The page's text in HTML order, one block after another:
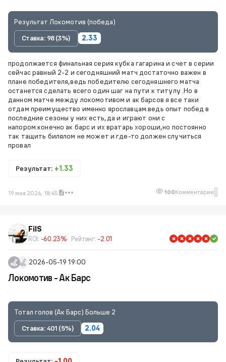
Результат Локомотив (победа)
Ставка: 98 (3%)
2.33
продолжается финальная серия кубка гагарина и счет в серии
сейчас равный 2-2 и сегодняшний матч достаточно важен в
плане победителя,ведь победителю сегодняшнего матча
останется сделать всего один шаг на пути к титулу .Но в
данном матче между локомотивом и ак барсов я все таки
отдам преимущество именно ярославцам.ведь опыт побед в
последние сезоны у них есть,да и играют они с
напором.конечно ак барс и их вратарь хороши,но постоянно
так тащить билялом не может и где-то должен случиться
провал
Результат: +1.33
19 мая 2026, 18:45 100Комментарии 1
FilS
ROI: -60.23% Рейтинг: -2.01
2026-05-19 19:00
Локомотив - Ак Барс
Тотал голов (Ак Барс) Больше 2
Ставка: 401 (5%)
2.04